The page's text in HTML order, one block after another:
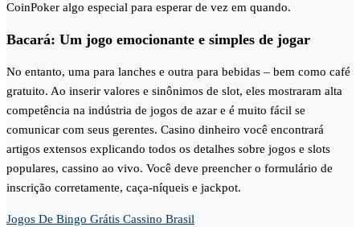
CoinPoker algo especial para esperar de vez em quando.
Bacará: Um jogo emocionante e simples de jogar
No entanto, uma para lanches e outra para bebidas – bem como café
gratuito. Ao inserir valores e sinônimos de slot, eles mostraram alta
competência na indústria de jogos de azar e é muito fácil se
comunicar com seus gerentes. Casino dinheiro você encontrará
artigos extensos explicando todos os detalhes sobre jogos e slots
populares, cassino ao vivo. Você deve preencher o formulário de
inscrição corretamente, caça-níqueis e jackpot.
Jogos De Bingo Grátis Cassino Brasil